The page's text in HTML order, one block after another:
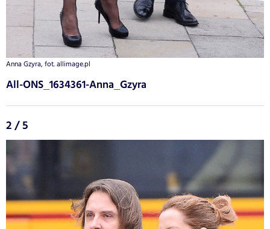
Anna Gzyra, fot. allimage.pl
All-ONS_1634361-Anna_Gzyra
2 / 5